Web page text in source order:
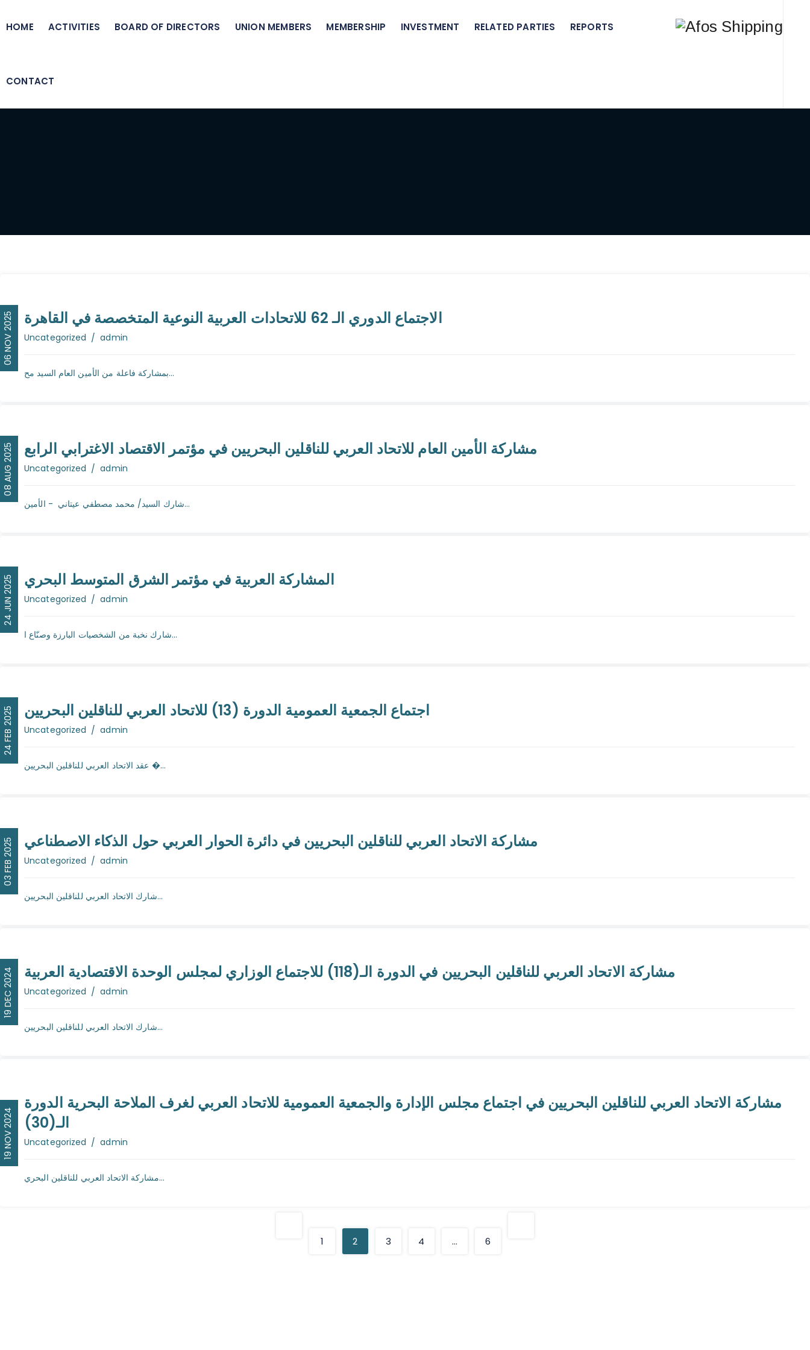
HOME ACTIVITIES BOARD OF DIRECTORS UNION MEMBERS MEMBERSHIP INVESTMENT RELATED PARTIES REPORTS
CONTACT
06 NOV 2025 الاجتماع الدوري الـ 62 للاتحادات العربية النوعية المتخصصة في القاهرة
Uncategorized Author
admin
بمشاركة فاعلة من الأمين العام السيد مح...
08 AUG 2025 مشاركة الأمين العام للاتحاد العربي للناقلين البحريين في مؤتمر الاقتصاد الاغترابي الرابع
Uncategorized Author
admin
شارك السيد/ محمد مصطفي عيتاني - الأمين...
24 JUN 2025 المشاركة العربية في مؤتمر الشرق المتوسط البحري
Uncategorized Author
admin
شارك نخبة من الشخصيات البارزة وصنّاع ا...
24 FEB 2025 اجتماع الجمعية العمومية الدورة (13) للاتحاد العربي للناقلين البحريين
Uncategorized Author
admin
عقد الاتحاد العربي للناقلين البحريين �...
03 FEB 2025 مشاركة الاتحاد العربي للناقلين البحريين في دائرة الحوار العربي حول الذكاء الاصطناعي
Uncategorized Author
admin
شارك الاتحاد العربي للناقلين البحريين...
19 DEC 2024 مشاركة الاتحاد العربي للناقلين البحريين في الدورة الـ(118) للاجتماع الوزاري لمجلس الوحدة الاقتصادية العربية
Uncategorized Author
admin
شارك الاتحاد العربي للناقلين البحريين...
19 NOV 2024
مشاركة الاتحاد العربي للناقلين البحريين في اجتماع مجلس الإدارة والجمعية العمومية للاتحاد العربي لغرف الملاحة البحرية الدورة
الـ(30)
Uncategorized Author
admin
مشاركة الاتحاد العربي للناقلين البحري...
1 2 3 4 … 6